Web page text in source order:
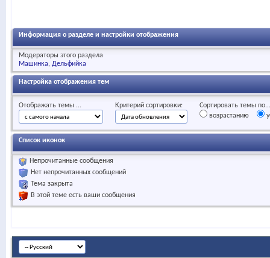
Информация о разделе и настройки отображения
Модераторы этого раздела
Машинка Дельфийка
Настройка отображения тем
Отображать темы ... Критерий сортировки:
Сортировать темы по...
возрастанию
Список иконок
Непрочитанные сообщения
Нет непрочитанных сообщений
Тема закрыта
В этой теме есть ваши сообщения